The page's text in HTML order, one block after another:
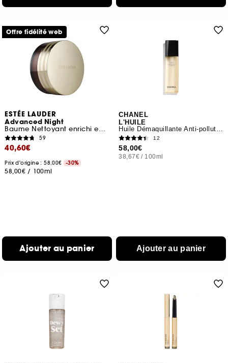
ESTÉE LAUDER
Advanced Night
Baume Nettoyant enrichi en Huiles Végétales Nourrissantes
59
40,60€
Prix d'origine : 58,00€ -30%
58,00€ / 100ml
Ajouter au panier
Offre fidélité web
CHANEL
L'HUILE
Huile Démaquillante Anti-pollution
12
58,00€
38,67€ / 100ml
Ajouter au panier